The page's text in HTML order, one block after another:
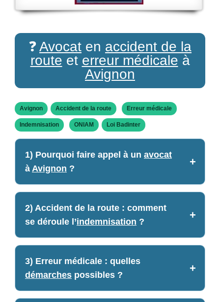
❓Avocat en accident de la
route et erreur médicale à
Avignon
Avignon Accident de la route Erreur médicale
Indemnisation ONIAM Loi Badinter
1) Pourquoi faire appel à un avocat
à Avignon ?
2) Accident de la route : comment
se déroule l’indemnisation ?
3) Erreur médicale : quelles
démarches possibles ?